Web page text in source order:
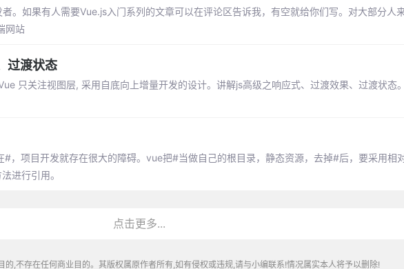
。如果有人需要Vue.js入门系列的文章可以在评论区告诉我，有空就给你们写。对大部分人
网站
过渡状态
只关注视图层, 采用自底向上增量开发的设计。讲解js高级之响应式、过渡效果、过渡状态。
，项目开发就存在很大的障碍。vue把#当做自己的根目录，静态资源，去掉#后，要采用相
进行引用。
点击更多...
的,不存在任何商业目的。其版权属原作者所有,如有侵权或违规,请与小编联系!情况属实本人将予以删除!